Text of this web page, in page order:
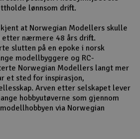
lønnsom drift.
at Norwegian Modellers skulle
etter nærmere 48 års drift.
slutten på en epoke i norsk
modellbyggere og RC-
Norwegian Modellers langt mer
et sted for inspirasjon,
Arven etter selskapet lever
hobbyutøverne som gjennom
via Norwegian